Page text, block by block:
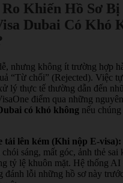
Khiến Hồ Sơ
Dubai Có Khó
nhưng không ít trường hợp
“Từ chối” (Rejected). Việc
lý thực tế thường dẫn đến
điểm qua những
có khó không nếu
tải lên kém (Khi nộp E-visa):
sáng, mất góc, ảnh thẻ sai
tỷ lệ khuôn mặt. Hệ thống AI
đánh lỗi những hồ sơ này